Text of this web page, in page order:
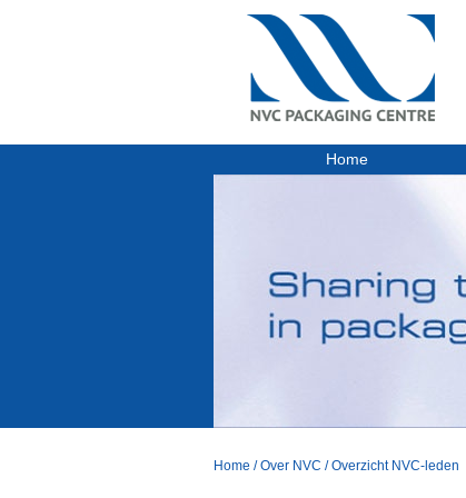
Home
Home /Over NVC /Overzicht NVC-leden